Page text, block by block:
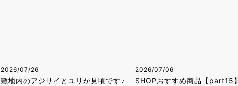
2026/07/26
敷地内のアジサイとユリが見頃です♪
2026/07/06
SHOPおすすめ商品【part15】